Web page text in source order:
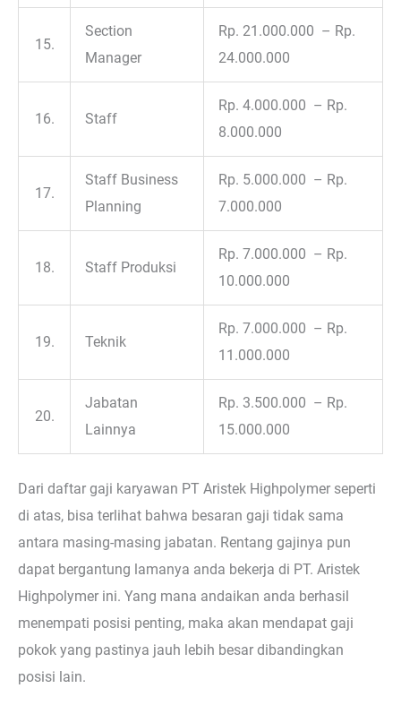
15.
Section
Manager
Rp. 21.000.000 – Rp.
24.000.000
16. Staff
Rp. 4.000.000 – Rp.
8.000.000
17.
Staff Business
Planning
Rp. 5.000.000 – Rp.
7.000.000
18. Staff Produksi
Rp. 7.000.000 – Rp.
10.000.000
19. Teknik
Rp. 7.000.000 – Rp.
11.000.000
20.
Jabatan
Lainnya
Rp. 3.500.000 – Rp.
15.000.000
Dari daftar gaji karyawan PT Aristek Highpolymer seperti
di atas, bisa terlihat bahwa besaran gaji tidak sama
antara masing-masing jabatan. Rentang gajinya pun
dapat bergantung lamanya anda bekerja di PT. Aristek
Highpolymer ini. Yang mana andaikan anda berhasil
menempati posisi penting, maka akan mendapat gaji
pokok yang pastinya jauh lebih besar dibandingkan
posisi lain.